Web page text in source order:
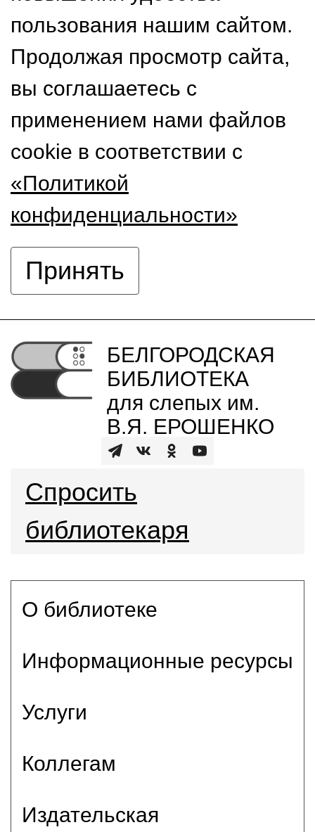
пользования нашим сайтом.
Продолжая просмотр сайта,
вы соглашаетесь с
применением нами файлов
cookie в соответствии с
«Политикой
конфиденциальности»
Принять
БЕЛГОРОДСКАЯ
БИБЛИОТЕКА
для слепых им.
В.Я. ЕРОШЕНКО
Спросить
библиотекаря
О библиотеке
Информационные ресурсы
Услуги
Коллегам
Издательская